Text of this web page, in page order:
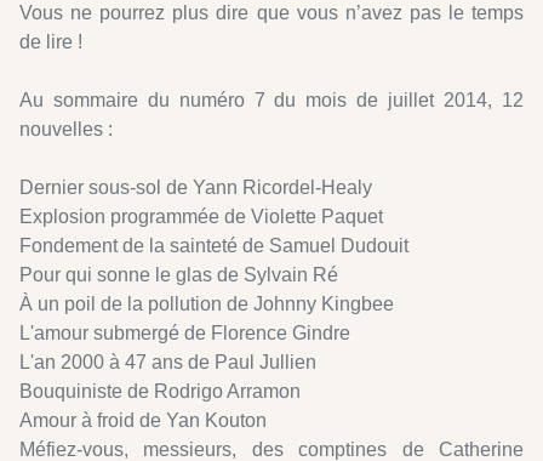
Vous ne pourrez plus dire que vous n’avez pas le temps
de lire !
Au sommaire du numéro 7 du mois de juillet 2014, 12
nouvelles :
Dernier sous-sol de Yann Ricordel-Healy
Explosion programmée de Violette Paquet
Fondement de la sainteté de Samuel Dudouit
Pour qui sonne le glas de Sylvain Ré
À un poil de la pollution de Johnny Kingbee
L'amour submergé de Florence Gindre
L'an 2000 à 47 ans de Paul Jullien
Bouquiniste de Rodrigo Arramon
Amour à froid de Yan Kouton
Méfiez-vous, messieurs, des comptines de Catherine